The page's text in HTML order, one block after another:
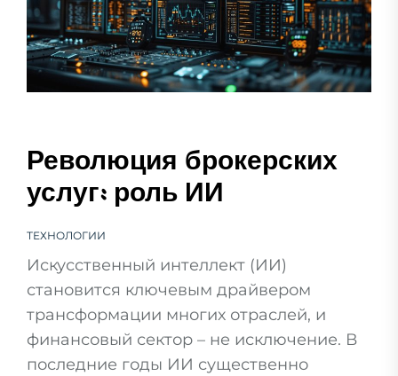
Революция брокерских
услуг: роль ИИ
ТЕХНОЛОГИИ
Искусственный интеллект (ИИ)
становится ключевым драйвером
трансформации многих отраслей, и
финансовый сектор – не исключение. В
последние годы ИИ существенно